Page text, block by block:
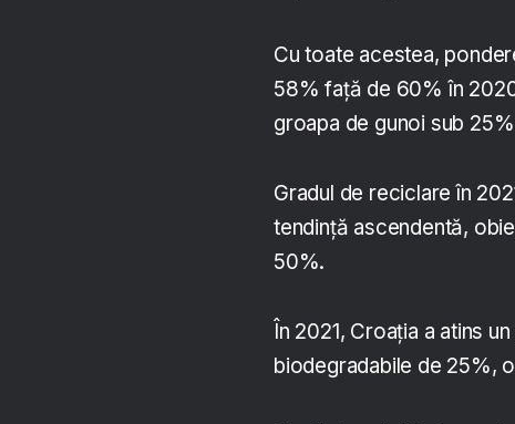
Cu toate acestea,
58% față de 60% în
groapa de gunoi sub
Gradul de reciclare în
tendință ascendentă,
50%.
În 2021, Croația a atins
biodegradabile de 25%,